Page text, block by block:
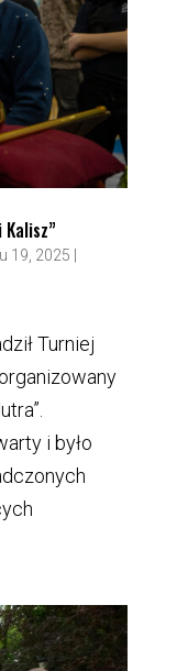
Kalisz”
19, 2025
Turniej
i było